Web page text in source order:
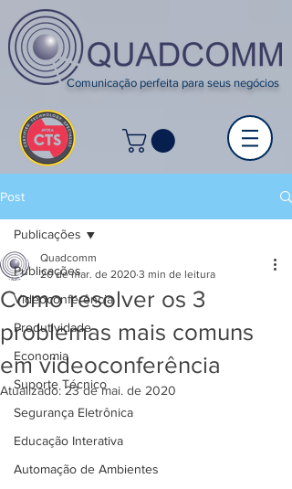
Comunicação perfeita para seus negócios
Post
Publicações
Videoconferência
Produtividade
Economia
Suporte Técnico
Segurança Eletrônica
Educação Interativa
Automação de Ambientes
Publicações
Como resolver os 3
problemas mais comuns
em videoconferência
Quadcomm
20 de mar. de 2020 3 min de leitura
Atualizado: 23 de mai. de 2020